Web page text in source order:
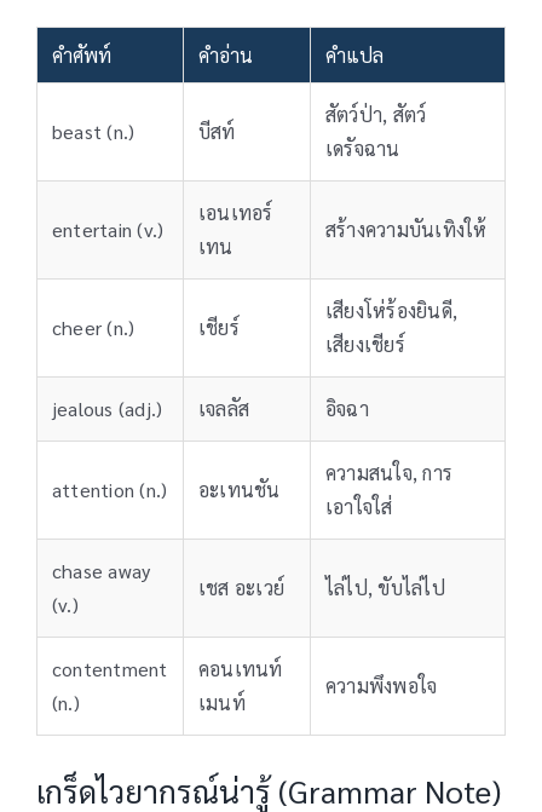
คำศัพท์ คำอ่าน คำแปล
beast (n.) บีสท์
สัตว์ป่า, สัตว์
เดรัจฉาน
entertain (v.)
เอนเทอร์
เทน
สร้างความบันเทิงให้
cheer (n.) เชียร์
เสียงโห่ร้องยินดี,
เสียงเชียร์
jealous (adj.) เจลลัส อิจฉา
attention (n.) อะเทนชัน
ความสนใจ, การ
เอาใจใส่
chase away
(v.)
เชส อะเวย์ ไล่ไป, ขับไล่ไป
contentment
(n.)
คอนเทนท์
เมนท์
ความพึงพอใจ
เกร็ดไวยากรณ์น่ารู้ (Grammar Note)